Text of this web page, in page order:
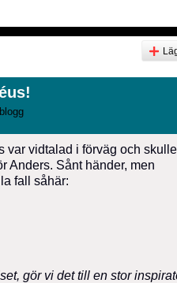
var vidtalad i förväg och skulle
Anders. Sånt händer, men
fall såhär:
gör vi det till en stor